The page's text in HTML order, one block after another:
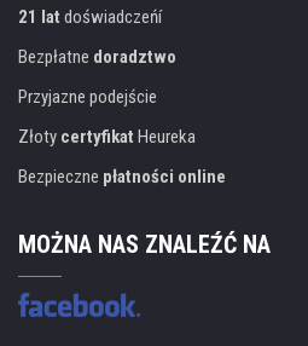
21 lat doświadczeńí
Bezpłatne doradztwo
Przyjazne podejście
Złoty certyfikat Heureka
Bezpieczne płatności online
MOŻNA NAS ZNALEŹĆ NA